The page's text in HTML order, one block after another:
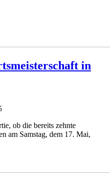
in
ob die bereits zehnte
am Samstag, dem 17. Mai,